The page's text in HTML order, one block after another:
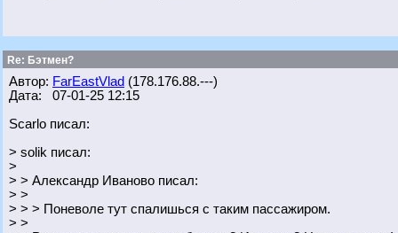
Re: Бэтмен?
Автор: FarEastVlad (178.176.88.---)
Дата: 07-01-25 12:15
Scarlo писал:
> solik писал:
>
> > Александр Иваново писал:
> >
> > > Поневоле тут спалишься с таким пассажиром.
> >